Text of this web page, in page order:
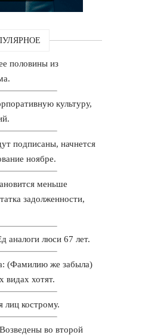
половины из
культуру,
подписаны, начнется
ноябре.
меньше
задолженности,
аналоги люси 67 лет.
(Фамилию же забыла)
видах хотят.
лиц кострому.
во второй